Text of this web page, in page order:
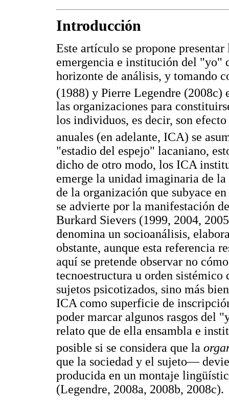
Introducción
Este artículo se propone
emergencia e institución del "yo"
horizonte de análisis, y tomando
(1988) y Pierre Legendre (2008c)
las organizaciones para
los individuos, es decir, son
anuales (en adelante, ICA) se
"estadio del espejo" lacaniano,
dicho de otro modo, los ICA
emerge la unidad imaginaria de
de la organización que subyace
se advierte por la manifestación
Burkard Sievers (1999, 2004,
denomina un socioanálisis,
obstante, aunque esta referencia
aquí se pretende observar no
tecnoestructura u orden sistémico
sujetos psicotizados, sino más
ICA como superficie de
poder marcar algunos rasgos del
relato que de ella ensambla e
posible si se considera que la
que la sociedad y el sujeto—
producida en un montaje
(Legendre, 2008a, 2008b, 2008c).